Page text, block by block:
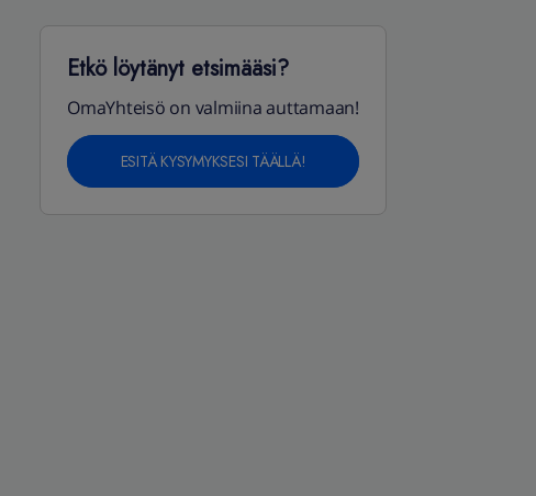
Etkö löytänyt etsimääsi?
OmaYhteisö on valmiina auttamaan!
ESITÄ KYSYMYKSESI TÄÄLLÄ!